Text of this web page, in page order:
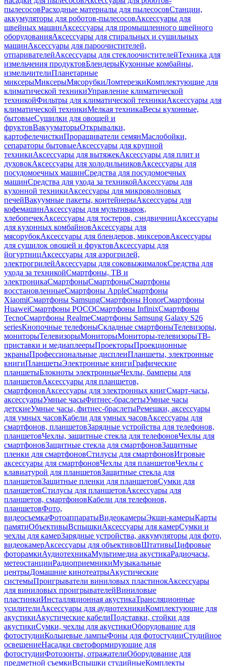
пылесосовРасходные материалы для пылесосовСтанции,
аккумуляторы для роботов-пылесосовАксессуары для
швейных машинАксессуары для промышленного швейного
оборудованияАксессуары для стиральных и сушильных
машинАксессуары для пароочистителей,
отпаривателейАксессуары для стеклоочистителейТехника для
измельчения продуктовБлендерыКухонные комбайны,
измельчителиПланетарные
миксерыМиксерыМясорубкиЛомтерезкиКомплектующие для
климатической техникиУправление климатической
техникойФильтры для климатической техникиАксессуары для
климатической техникиМелкая техникаВесы кухонные,
бытовыеСушилки для овощей и
фруктовВакууматорыОткрывалки,
картофелечисткиПроращиватели семянМаслобойки,
сепараторы бытовыеАксессуары для крупной
техникиАксессуары для вытяжекАксессуары для плит и
духовокАксессуары для холодильниковАксессуары для
посудомоечных машинСредства для посудомоечных
машинСредства для ухода за техникойАксессуары для
кухонной техникиАксессуары для микроволновых
печейВакуумные пакеты, контейнерыАксессуары для
кофемашинАксессуары для мультиварок,
хлебопечекАксессуары для тостеров, сэндвичницАксессуары
для кухонных комбайновАксессуары для
мясорубокАксессуары для блендеров, миксеровАксессуары
для сушилок овощей и фруктовАксессуары для
йогуртницАксессуары для аэрогрилей,
электрогрилейАксессуары для соковыжималокСредства для
ухода за техникойСмартфоны, ТВ и
электроникаСмартфоныСмартфоныСмартфоны
восстановленныеСмартфоны AppleСмартфоны
XiaomiСмартфоны SamsungСмартфоны HonorСмартфоны
HuaweiСмартфоны POCOСмартфоны InfinixСмартфоны
TecnoСмартфоны RealmeСмартфоны Samsung Galaxy S26
seriesКнопочные телефоныСкладные смартфоныТелевизоры,
мониторыТелевизорыМониторыМониторы-телевизорыТВ-
приставки и медиаплеерыПроекторыПроекционные
экраныПрофессиональные дисплеиПланшеты, электронные
книгиПланшетыЭлектронные книгиГрафические
планшетыБлокноты электронныеЧехлы, бамперы для
планшетовАксессуары для планшетов,
смартфоновАксессуары для электронных книгСмарт-часы,
аксессуарыУмные часыФитнес-браслетыУмные часы
детскиеУмные часы, фитнес-браслетыРемешки, аксессуары
для умных часовКабели для умных часовАксессуары для
смартфонов, планшетовЗарядные устройства для телефонов,
планшетовЧехлы, защитные стекла для телефоновЧехлы для
смартфоновЗащитные стекла для смартфоновЗащитные
пленки для смартфоновСтилусы для смартфоновИгровые
аксессуары для смартфоновЧехлы для планшетовЧехлы с
клавиатурой для планшетовЗащитные стекла для
планшетовЗащитные пленки для планшетовСумки для
планшетовСтилусы для планшетовАксессуары для
планшетов, смартфоновКабели для телефонов,
планшетовФото,
видеосъемкаФотоаппаратыВидеокамерыЭкшн-камерыКарты
памятиОбъективыВспышкиАксессуары для камерСумки и
чехлы для камерЗарядные устройства, аккумуляторы для фото,
видеокамерАксессуары для объективовШтативыЦифровые
фоторамкиАудиотехникаМультимедиа акустикаРадиочасы,
метеостанцииРадиоприемникиМузыкальные
центрыДомашние кинотеатрыАкустические
системыПроигрыватели виниловых пластинокАксессуары
для виниловых проигрывателейВиниловые
пластинкиИнсталляционная акустикаТрансляционные
усилителиАксессуары для аудиотехникиКомплектующие для
акустикиАкустические кабелиПодставки, стойки для
акустикиСумки, чехлы для акустикиОборудование для
фотостудииКольцевые лампыФоны для фотостудииСтудийное
освещениеНасадки светоформирующие для
фотостудииФотозонты, отражателиОборудование для
предметной съемкиВспышки студийныеКомплекты